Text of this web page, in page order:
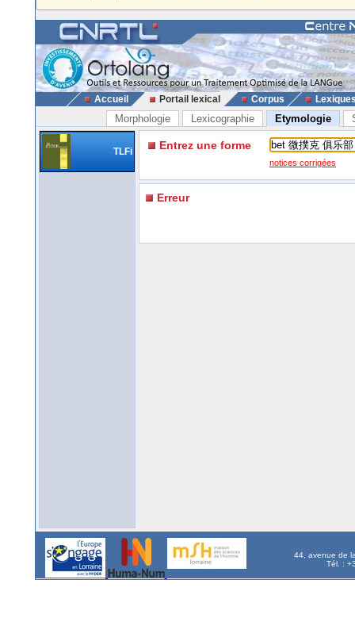
Accueil Portail lexical Corpus
Morphologie Lexicographie Etymologie
TLFi Entrez une forme
notices corrigées
Erreur
44, avenue de
Tél. :